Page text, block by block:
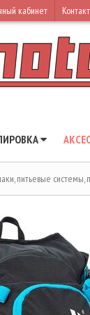
кабинет
питьевые системы,